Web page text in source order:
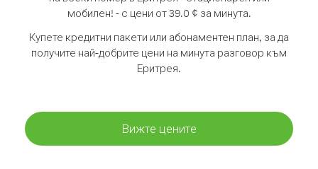
мобилен! - с цени от 39.0 ¢ за минута.
Купете кредитни пакети или абонаментен план, за да
получите най-добрите цени на минута разговор към
Еритрея.
Вижте цените